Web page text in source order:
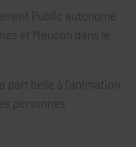
Public autonome
et Meucon dans le
part belle à l’animation
personnes